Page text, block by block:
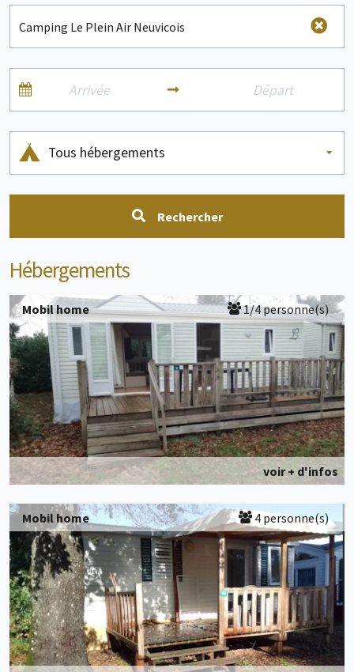
Tous hébergements
Rechercher
Hébergements
Mobil home 1/4 personne(s)
voir + d'infos
Mobil home 4 personne(s)